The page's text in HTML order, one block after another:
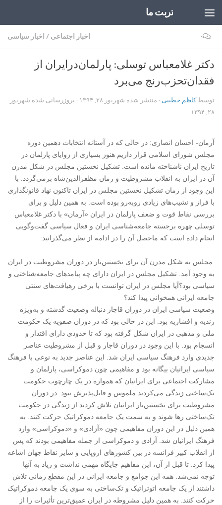
تربت ما
اخبار اجتماعی / اخبار سیاسی ۰
دکتر غلامعباس توسلی: پارلمان‌‌در‌ایران از
فقدان‌تحزب‌رنج می‌برد
توسطکاظم خطیبی · منتشر شده شهریور ۲۸, ۱۳۹۴ · بروزرسانی شده شهریور
۲۸, ۱۳۹۴
آرمان- احسان انصاری: در حالی که در آستانه انتخابات دهمین دوره
مجلس شورای اسلامی قرار داریم هنوز بسیاری از زوایای پارلمان در
تاریخ ایران ناشناخته مانده است. تشکیل نخستین مجلس در شکل مدرن
آن در ایران به انقلاب مشروطیت و زمان مظفرالدین‌شاه برمی‌گردد. با
این وجود از زمان تشکیل نخستین مجلس در ایران تاکنون نهاد قانونگذاری
با فراز و نشیب‌های زیادی روبه‌رو بوده است. به همین دلیل و برای
بررسی نقاط قوت و ضعف پارلمان در ایران «آرمان» با دکتر غلامعباس
توسلی چهره برجسته جامعه‌شناسی ایران و فعال سیاسی گفت‌وگویی
انجام داده است که ماحصل آن را در ادامه از نظر می‌گذرانید:
مجلس به شکل مدرن آن برای نخستین‌بار در دوران مشروطیت در ایران
به وجود آمد. تشکیل مجلس در ایران دارای چه پیامدهای جامعه‌شناختی و
سیاسی بود؟آیا مجلس در ایران توانست با برخی رهیافت‌های سنتی
جامعه ایرانی همخوانی پیدا کند؟
وضعیت سیاسی ایران در دوران قاجار دنباله وضعیت گذشته و به‌ویژه
زندیه و افشاریه بود. این در حالی بود که در دوران صفویه یک حکومت
ملی و مذهبی در ایران شکل گرفته بود که تا حدودی دارای اقتدار و
انسجام بود. با این وجود در دوران قاجار و قبل از مشروطیت عناصر
جدیدی وارد فرهنگ سیاسی ایران شد. این عناصر جدید به نوعی با فرهنگ
سیاسی ایرانیان بیگانه بود و مفاهیمی چون دموکراسی، پارلمان و
مشارکت اجتماعی برای ایرانیان که همواره در یک چارچوب حکومت
تک‌ساختی زندگی می‌کردند ملموس و قابل‌پذیرش نبود. در دوران
مشروطیت برای نخستین‌بار ایرانیان تلاش کردند از زندگی در حکومت
تک‌ساختی رها شوند و به سمت یک جامعه دموکراتیک حرکت کنند. به
همین دلیل در این دوران مفاهیمی چون «آزادی» و «دموکراسی» وارد
فرهنگ ایرانیان شد. آزادی و دموکراسی از جمله مفاهیمی بودند که پس
از انقلاب کبیر فرانسه در بین کشورهای اروپایی و سایر نقاط جهان اشاعه
پیدا کرد. تا قبل از آن، این مفاهیم جایگاه مهمی نداشت و زیاد به آنها
توجه نمی‌شد. همه این جوامع و جامعه ایرانی در این مقطع زمانی تلاش
داشتند از یک جامعه اتوتراتیک و تک‌ساختی به سوی یک جامعه دموکراتیک
حرکت کنند. به همین دلیل مشروطه در ایران عمیق‌ترین تأثیرات را از